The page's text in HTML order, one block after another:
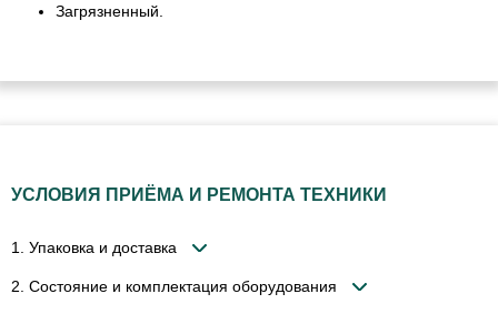
Загрязненный.
УСЛОВИЯ ПРИЁМА И РЕМОНТА ТЕХНИКИ
1. Упаковка и доставка
2. Состояние и комплектация оборудования